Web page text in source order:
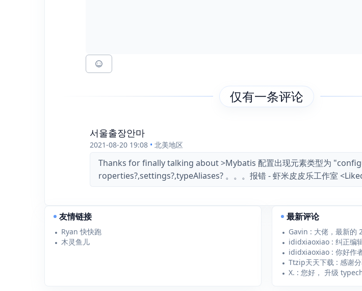
仅有一条评论
서울출장안마
2021-08-20 19:08 • 北美地区
Thanks for finally talking about >Mybatis 配置出现元素类型为
roperties?,settings?,typeAliases? 。。。报错 - 虾米皮皮乐工作室
友情链接
Ryan 快快跑
木灵鱼儿
最新评论
ididxiaoxiao : 纠正编
Ttzip天天下载 : 感谢